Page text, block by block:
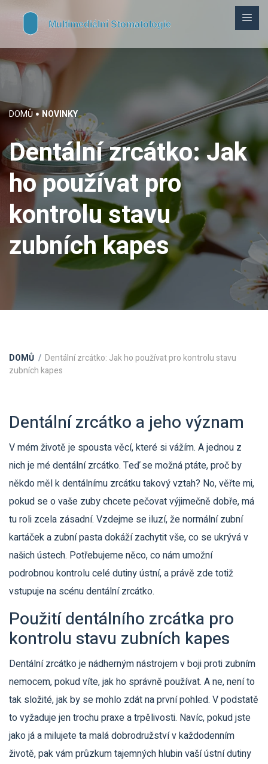
DOMŮ NOVINKY
Dentální zrcátko: Jak
ho používat pro
kontrolu stavu
zubních kapes
DOMŮ
Dentální zrcátko: Jak ho používat pro kontrolu stavu
zubních kapes
Dentální zrcátko a jeho význam
V mém životě je spousta věcí, které si vážím. A jednou z
nich je mé dentální zrcátko. Teď se možná ptáte, proč by
někdo měl k dentálnímu zrcátku takový vztah? No, věřte mi,
pokud se o vaše zuby chcete pečovat výjimečně dobře, má
tu roli zcela zásadní. Vzdejme se iluzí, že normální zubní
kartáček a zubní pasta dokáží zachytit vše, co se ukrývá v
našich ústech. Potřebujeme něco, co nám umožní
podrobnou kontrolu celé dutiny ústní, a právě zde totiž
vstupuje na scénu dentální zrcátko.
Použití dentálního zrcátka pro
kontrolu stavu zubních kapes
Dentální zrcátko je nádherným nástrojem v boji proti zubním
nemocem, pokud víte, jak ho správně používat. A ne, není to
tak složité, jak by se mohlo zdát na první pohled. V podstatě
to vyžaduje jen trochu praxe a trpělivosti. Navíc, pokud jste
jako já a milujete ta malá dobrodružství v každodenním
životě, pak vám průzkum tajemných hlubin vaší ústní dutiny